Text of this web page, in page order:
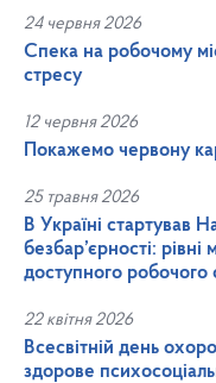
24 червня 2026
Спека на робочому
стресу
12 червня 2026
Покажемо червону
25 травня 2026
В Україні стартував
безбар’єрності:
доступного
22 квітня 2026
Всесвітній день
здорове